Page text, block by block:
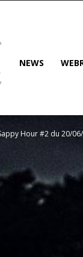
NEWS
Hour #2 du 20/06/